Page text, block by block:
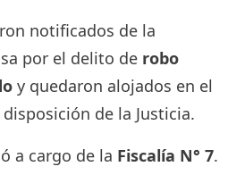
notificados de la
por el delito de robo
y quedaron alojados en el
de la Justicia.
a cargo de la Fiscalía N° 7.